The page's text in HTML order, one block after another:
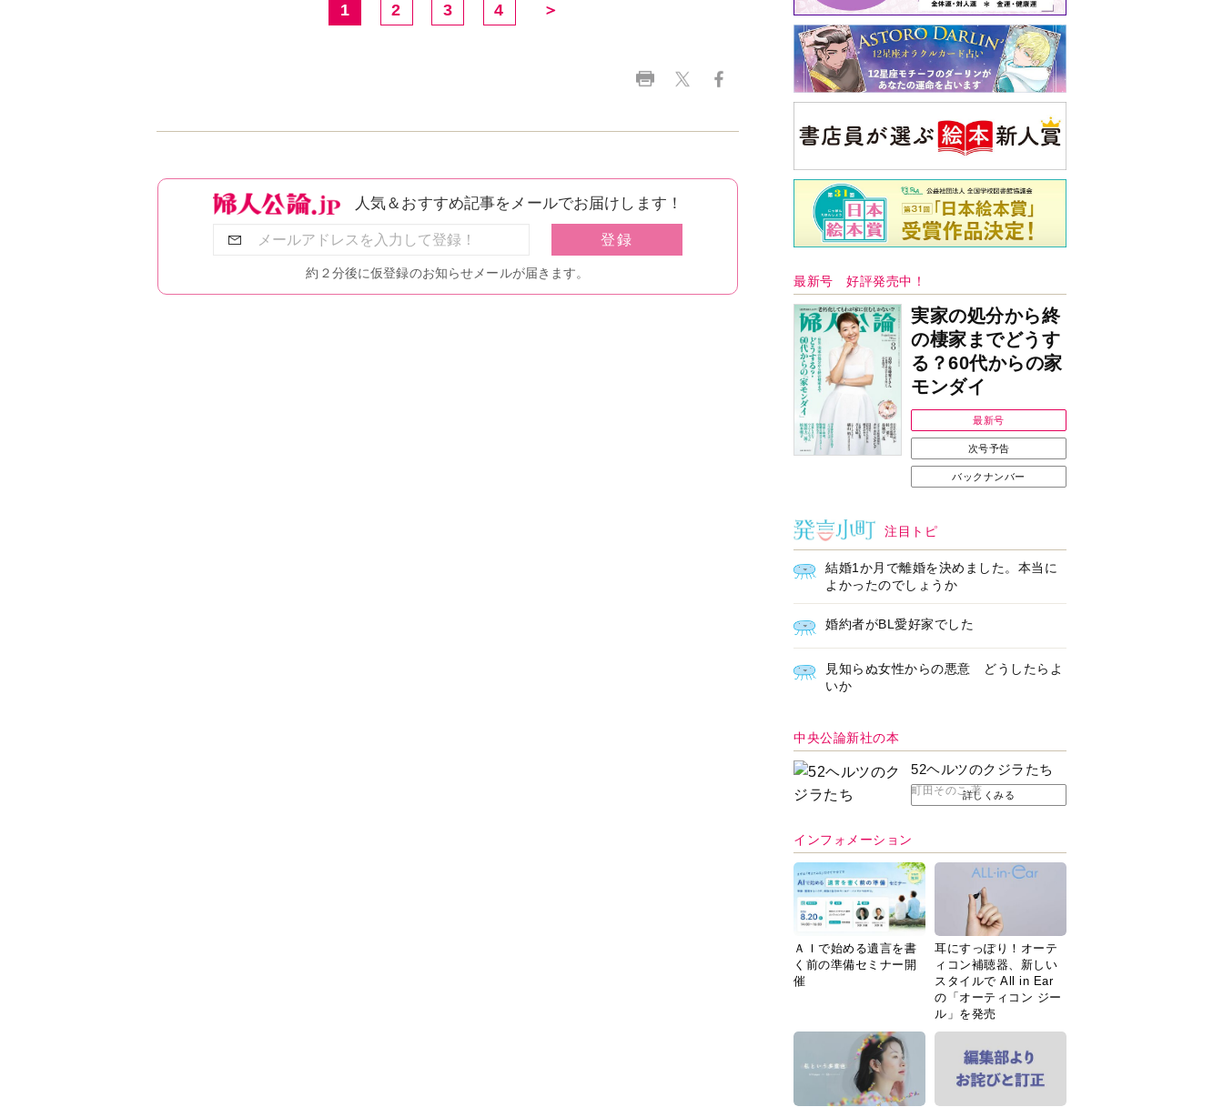
1 2 3 4 ＞
最新号 好評発売中！
実家の処分から終
の棲家までどうす
る？60代からの家
モンダイ
最新号
次号予告
バックナンバー
注目トピ
結婚1か月で離婚を決めました。本当に
よかったのでしょうか
婚約者がBL愛好家でした
見知らぬ女性からの悪意 どうしたらよ
いか
中央公論新社の本
52ヘルツのクジラたち
町田そのこ 著詳しくみる
インフォメーション
ＡＩで始める遺言を書
く前の準備セミナー開
催
耳にすっぽり！オーテ
ィコン補聴器、新しい
スタイルで All in Ear
の「オーティコン ジー
ル」を発売